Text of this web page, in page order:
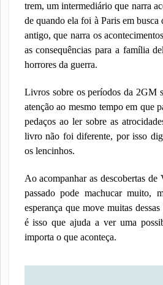
trem, um intermediário que narra
de quando ela foi à Paris em busca
antigo, que narra os
as consequências para a família
horrores da guerra.
Livros sobre os períodos da 2GM
atenção ao mesmo tempo em que
pedaços ao ler sobre as
livro não foi diferente, por isso
os lencinhos.
Ao acompanhar as descobertas
passado pode machucar muito,
esperança que move muitas
é isso que ajuda a ver uma
importa o que aconteça.